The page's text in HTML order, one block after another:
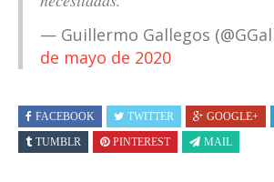
— Guillermo Gallegos
de mayo de 2020
FACEBOOK TWITTER GOOGLE+
TUMBLR
PINTEREST MAIL